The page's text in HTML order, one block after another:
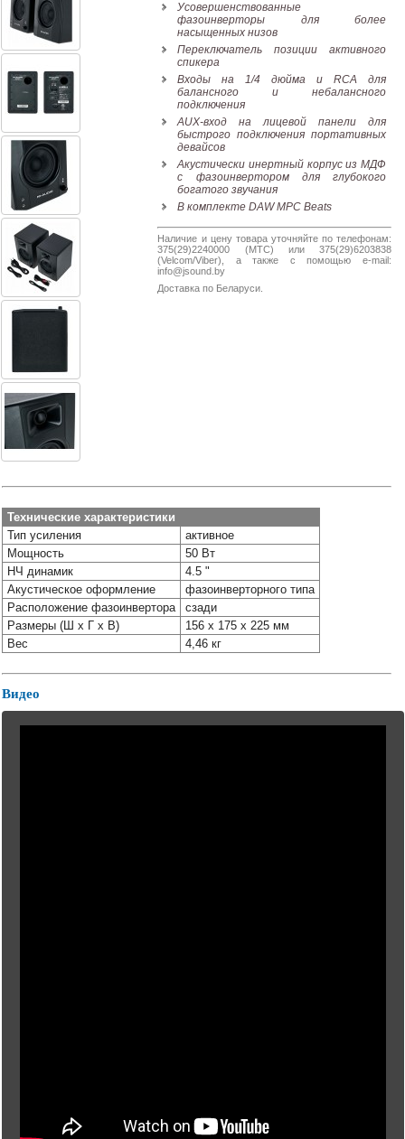
Наши
в
соцсетях:
Усовершенствованные
фазоинверторы для более
насыщенных низов
Переключатель позиции активного
спикера
Входы на 1/4 дюйма и RCA для
балансного и небалансного
подключения
AUX-вход на лицевой панели для
быстрого подключения портативных
девайсов
Акустически инертный корпус из МДФ
с фазоинвертором для глубокого
богатого звучания
В комплекте DAW MPC Beats
Наличие и цену товара уточняйте по телефонам:
375(29)2240000 (МТС) или 375(29)6203838
(Velcom/Viber), а также с помощью e-mail:
info@jsound.by
Доставка по Беларуси.
Технические характеристики
Тип усиления
активное
Мощность
50 Вт
НЧ динамик
4.5 "
Акустическое оформление
фазоинверторного типа
Расположение фазоинвертора
сзади
Размеры (Ш x Г x В)
156 x 175 x 225 мм
Вес
4,46 кг
Видео